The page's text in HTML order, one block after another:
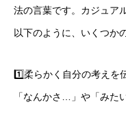
法の言葉です。カジュア
以下のように、いくつか
1️⃣柔らかく自分の考えを
「なんかさ…」や「みた